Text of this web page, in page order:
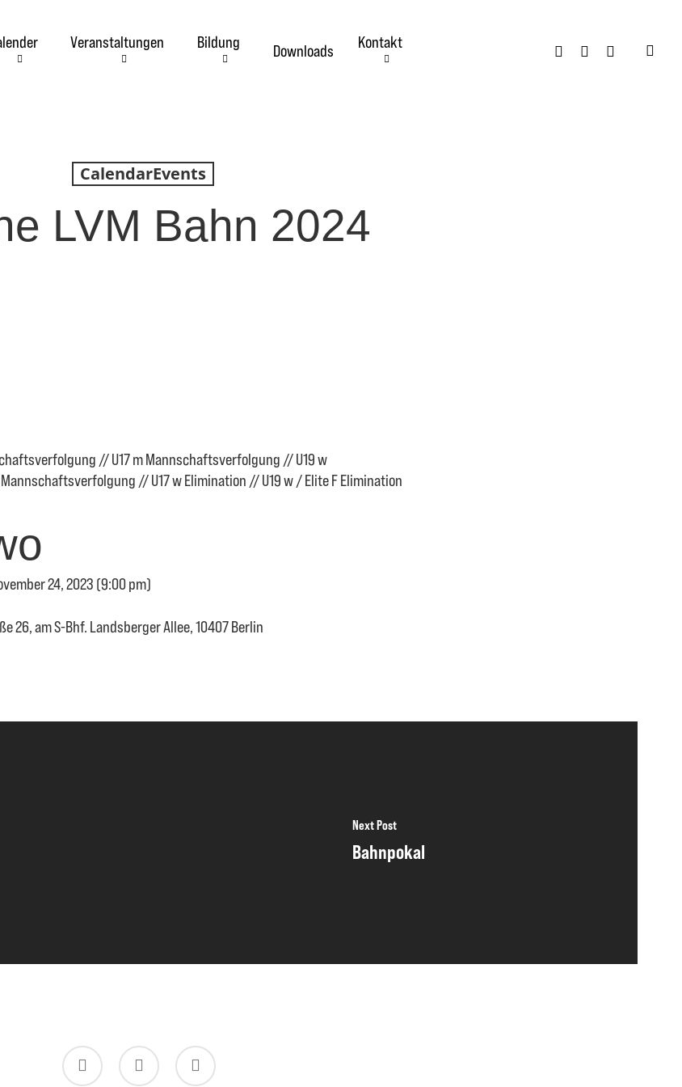
Veranstaltungen Bildung Downloads Kontakt twitterfacebookinstagram
CalendarEvents
LVM Bahn 2024
// U17 m Mannschaftsverfolgung // U19 w
// U17 w Elimination // U19 w / Elite F Elimination
24, 2023 (9:00 pm)
26, am S-Bhf. Landsberger Allee, 10407 Berlin
Next Post
Bahnpokal
twitter facebook instagram